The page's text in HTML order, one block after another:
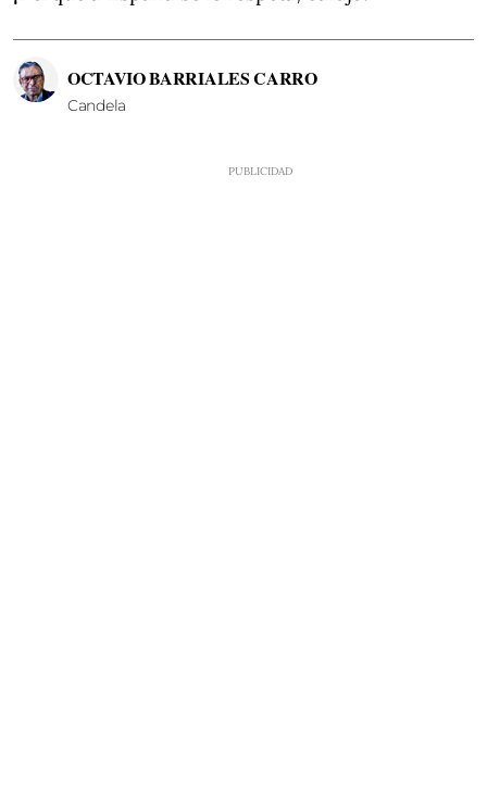
OCTAVIO BARRIALES CARRO
Candela